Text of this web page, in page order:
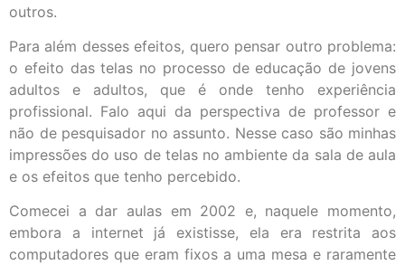
outros.
Para além desses efeitos, quero pensar outro problema:
o efeito das telas no processo de educação de jovens
adultos e adultos, que é onde tenho experiência
profissional. Falo aqui da perspectiva de professor e
não de pesquisador no assunto. Nesse caso são minhas
impressões do uso de telas no ambiente da sala de aula
e os efeitos que tenho percebido.
Comecei a dar aulas em 2002 e, naquele momento,
embora a internet já existisse, ela era restrita aos
computadores que eram fixos a uma mesa e raramente